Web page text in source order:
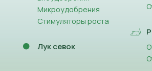
Микроудобрения
Стимуляторы роста
Лук севок